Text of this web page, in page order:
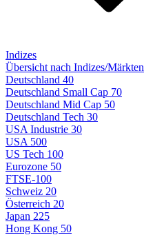
Indizes
Übersicht nach Indizes/Märkten
Deutschland 40
Deutschland Small Cap 70
Deutschland Mid Cap 50
Deutschland Tech 30
USA Industrie 30
USA 500
US Tech 100
Eurozone 50
FTSE-100
Schweiz 20
Österreich 20
Japan 225
Hong Kong 50